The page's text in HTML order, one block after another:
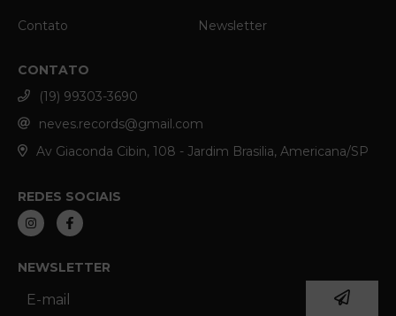
Contato Newsletter
CONTATO
(19) 99303-3690
neves.records@gmail.com
Av Giaconda Cibin, 108 - Jardim Brasilia, Americana/SP
REDES SOCIAIS
NEWSLETTER